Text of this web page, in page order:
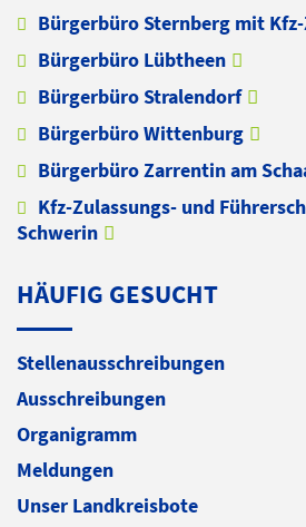
Bürgerbüro Sternberg mit
Bürgerbüro Lübtheen
Bürgerbüro Stralendorf
Bürgerbüro Wittenburg
Bürgerbüro Zarrentin am
Kfz-Zulassungs- und
Schwerin
HÄUFIG GESUCHT
Stellenausschreibungen
Ausschreibungen
Organigramm
Meldungen
Unser Landkreisbote